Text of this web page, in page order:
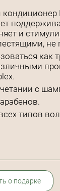
и
не
как
с
типов
о подарке